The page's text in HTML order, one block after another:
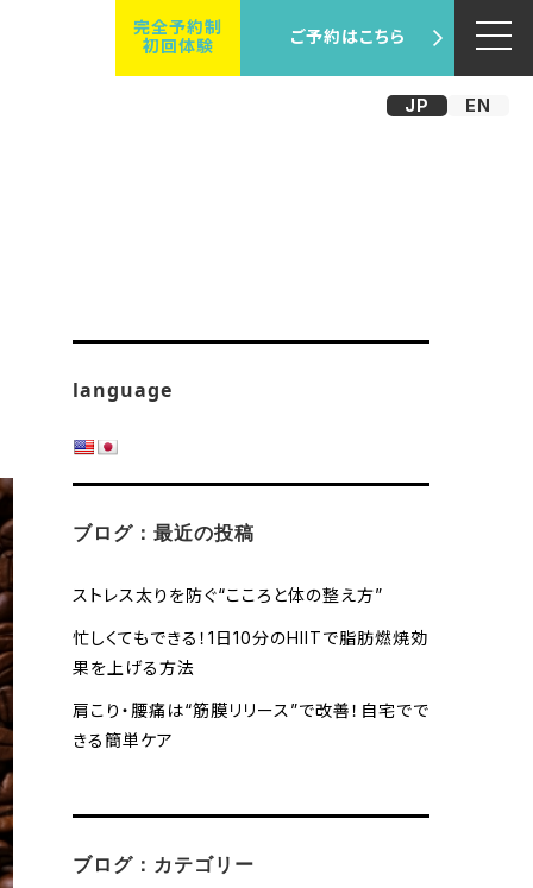
完全予約制
初回体験
ご予約はこちら
JP EN
language
ブログ：最近の投稿
ストレス太りを防ぐ“こころと体の整え方”
忙しくてもできる！1日10分のHIITで脂肪燃焼効
果を上げる方法
肩こり・腰痛は“筋膜リリース”で改善！自宅でで
きる簡単ケア
ブログ：カテゴリー